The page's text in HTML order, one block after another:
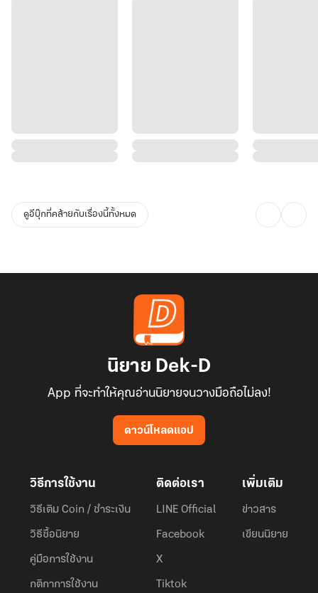
ดูอีบุ๊กที่คล้ายกับเรื่องนี้ทั้งหมด
นิยาย Dek-D
App ที่จะทำให้คุณอ่านนิยายจนวางมือถือไม่ลง!
ดาวน์โหลดแอป
วิธีการใช้งาน
วิธีเติม Coin / ชำระเงิน
วิธีซื้อนิยาย
คู่มือการใช้งาน
กติกาการใช้งาน
ติดต่อเรา
LINE Official
Facebook
X
Tiktok
เพิ่มเติม
ข่าวสาร
เขียนนิยาย